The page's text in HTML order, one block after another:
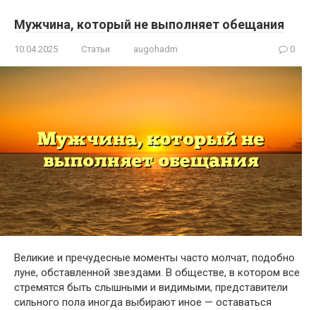
Мужчина, который не выполняет обещания
10.04.2025 Статьи augohadm 0
Великие и пречудесные моменты часто молчат, подобно
луне, обставленной звездами. В обществе, в котором все
стремятся быть слышными и видимыми, представители
сильного пола иногда выбирают иное — оставаться